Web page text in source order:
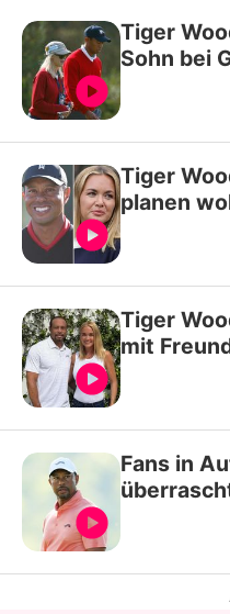
Tiger
Sohn bei
Tiger
planen
Tiger
mit
Fans in